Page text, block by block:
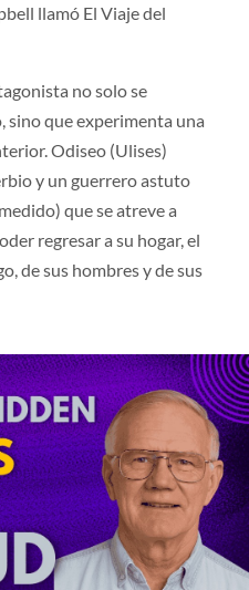
llamó El Viaje del
no solo se
sino que experimenta una
Odiseo (Ulises)
y un guerrero astuto
que se atreve a
regresar a su hogar, el
de sus hombres y de sus